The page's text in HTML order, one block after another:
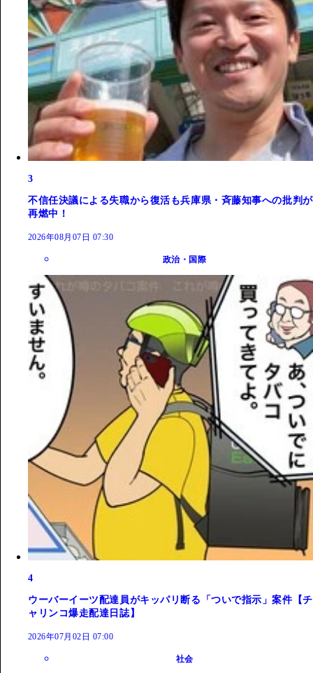
3
不信任決議による失職から復活も兵庫県・斉藤知事への批判が
再燃中！
2026年08月07日 07:30
政治・国際
4
ウーバーイーツ配達員がキッパリ断る「ついで指示」案件【チ
ャリンコ爆走配達日誌】
2026年07月02日 07:00
社会